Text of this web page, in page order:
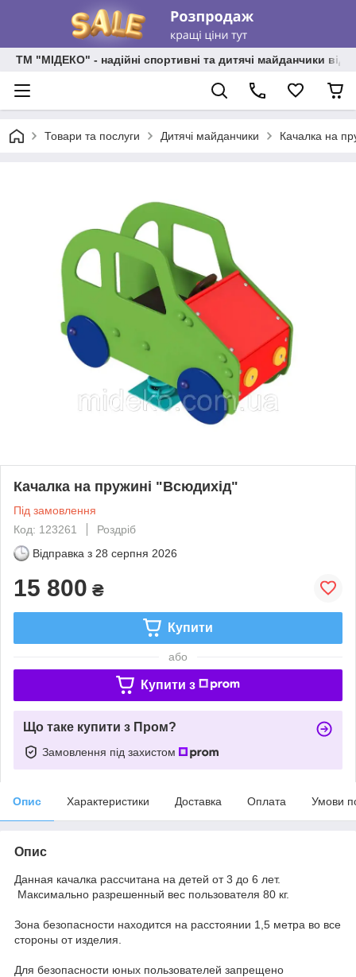
ТМ "МІДЕКО" - надійні спортивні та дитячі майданчики від
Товари та послуги Дитячі майданчики Качалка на
Качалка на пружині "Всюдихід"
Під замовлення
Код: 123261
Роздріб
Відправка з 28 серпня 2026
15 800 ₴
Купити
або
Купити з
Що таке купити з Пром?
Замовлення під захистом
Опис Характеристики Доставка Оплата Умови
Опис
Данная качалка рассчитана на детей от 3 до 6 лет.
Максимально разрешенный вес пользователя 80 кг.
Зона безопасности находится на расстоянии 1,5 метра во все
стороны от изделия.
Для безопасности юных пользователей запрещено